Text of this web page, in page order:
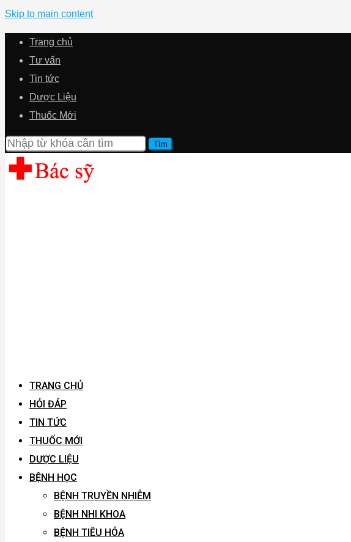
Skip to main content
Trang chủ
Tư vấn
Tin tức
Dược Liệu
Thuốc Mới
TRANG CHỦ
HỎI ĐÁP
TIN TỨC
THUỐC MỚI
DƯỢC LIỆU
BỆNH HỌC
BỆNH TRUYỀN NHIỄM
BỆNH NHI KHOA
BỆNH TIÊU HÓA